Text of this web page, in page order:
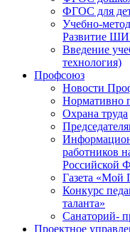
ФГОС для
Учебно-
Развитие
Введение
технология)
Профсоюз
Новости
Нормативно
Охрана труда
работников
Российской
Газета
Конкурс
таланта»
Санаторий-
Проектное